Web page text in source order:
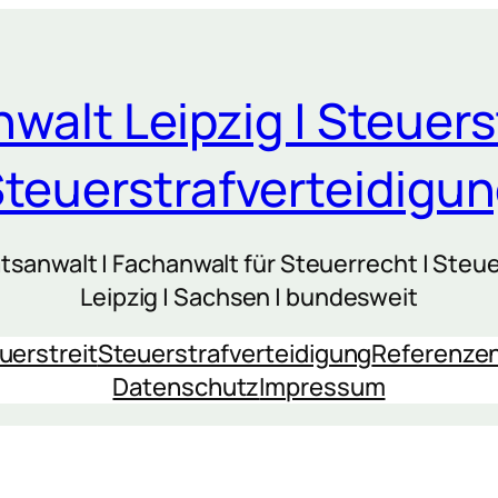
Leipzig |
| Fachanwalt für Steuerrecht |
Leipzig | Sachsen | bundesweit
Steuerstrafverteidigung
DatenschutzImpressum